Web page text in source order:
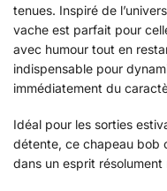
tenues. Inspiré de
vache est parfait pour
avec humour tout en
indispensable pour
immédiatement du
Idéal pour les sorties
détente, ce chapeau bob
dans un esprit résolument